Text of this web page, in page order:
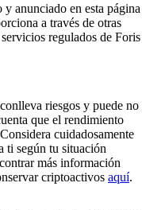
anunciado en esta página
a través de otras
regulados de Foris
riesgos y puede no
que el rendimiento
cuidadosamente
ti según tu situación
más información
criptoactivos aquí.